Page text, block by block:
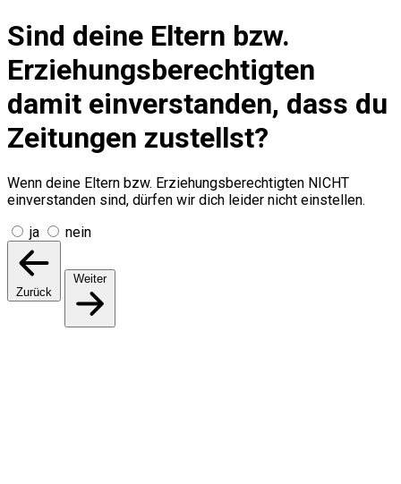
Sind deine Eltern bzw.
Erziehungsberechtigten
damit einverstanden, dass du
Zeitungen zustellst?
Wenn deine Eltern bzw. Erziehungsberechtigten NICHT
einverstanden sind, dürfen wir dich leider nicht einstellen.
ja
nein
Zurück
Weiter